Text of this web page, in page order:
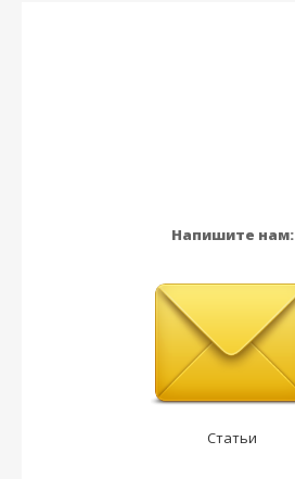
Напишите нам:
Статьи